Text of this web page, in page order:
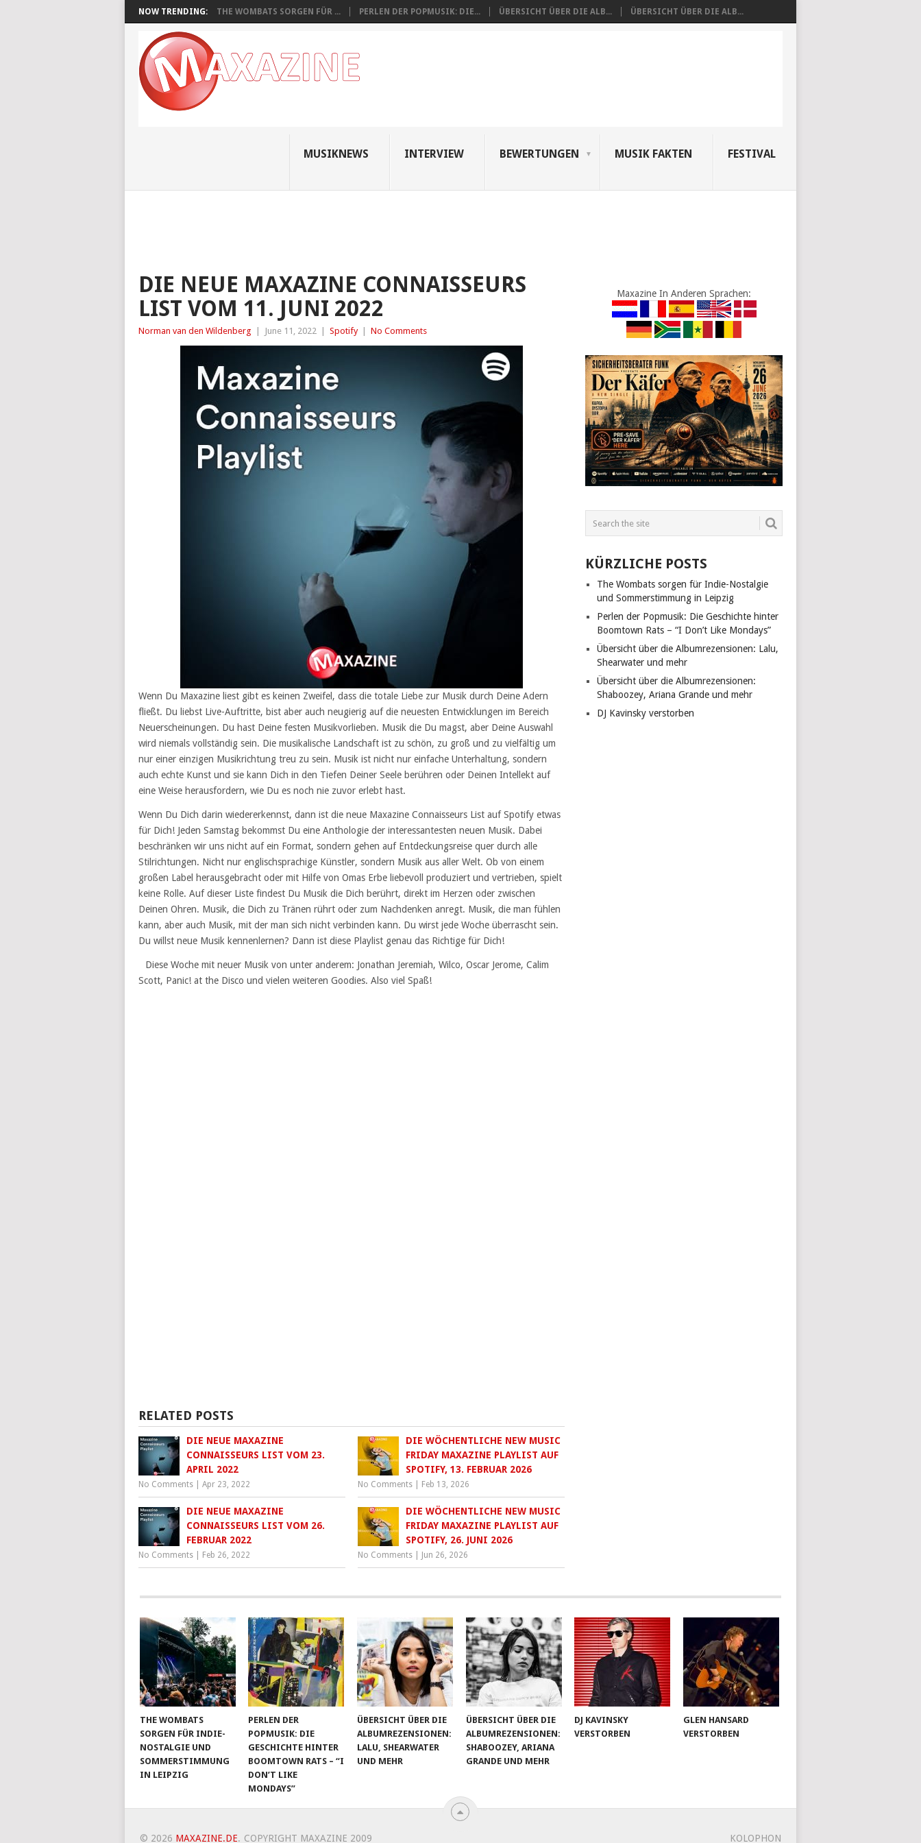
NOW TRENDING: THE WOMBATS SORGEN FÜR ... PERLEN DER POPMUSIK: DIE... ÜBERSICHT ÜBER DIE ALB... ÜBERSICHT ÜBER DIE ALB...
MUSIKNEWS INTERVIEW BEWERTUNGEN MUSIK FAKTEN FESTIVAL
DIE NEUE MAXAZINE CONNAISSEURS
LIST VOM 11. JUNI 2022
Norman van den Wildenberg June 11, 2022 Spotify No Comments
Wenn Du Maxazine liest gibt es keinen Zweifel, dass die totale Liebe zur Musik durch Deine Adern
fließt. Du liebst Live-Auftritte, bist aber auch neugierig auf die neuesten Entwicklungen im Bereich
Neuerscheinungen. Du hast Deine festen Musikvorlieben. Musik die Du magst, aber Deine Auswahl
wird niemals vollständig sein. Die musikalische Landschaft ist zu schön, zu groß und zu vielfältig um
nur einer einzigen Musikrichtung treu zu sein. Musik ist nicht nur einfache Unterhaltung, sondern
auch echte Kunst und sie kann Dich in den Tiefen Deiner Seele berühren oder Deinen Intellekt auf
eine Weise herausfordern, wie Du es noch nie zuvor erlebt hast.
Wenn Du Dich darin wiedererkennst, dann ist die neue Maxazine Connaisseurs List auf Spotify etwas
für Dich! Jeden Samstag bekommst Du eine Anthologie der interessantesten neuen Musik. Dabei
beschränken wir uns nicht auf ein Format, sondern gehen auf Entdeckungsreise quer durch alle
Stilrichtungen. Nicht nur englischsprachige Künstler, sondern Musik aus aller Welt. Ob von einem
großen Label herausgebracht oder mit Hilfe von Omas Erbe liebevoll produziert und vertrieben, spielt
keine Rolle. Auf dieser Liste findest Du Musik die Dich berührt, direkt im Herzen oder zwischen
Deinen Ohren. Musik, die Dich zu Tränen rührt oder zum Nachdenken anregt. Musik, die man fühlen
kann, aber auch Musik, mit der man sich nicht verbinden kann. Du wirst jede Woche überrascht sein.
Du willst neue Musik kennenlernen? Dann ist diese Playlist genau das Richtige für Dich!
Diese Woche mit neuer Musik von unter anderem: Jonathan Jeremiah, Wilco, Oscar Jerome, Calim
Scott, Panic! at the Disco und vielen weiteren Goodies. Also viel Spaß!
RELATED POSTS
DIE NEUE MAXAZINE
CONNAISSEURS LIST VOM 23.
APRIL 2022
No Comments Apr 23, 2022
DIE WÖCHENTLICHE NEW MUSIC
FRIDAY MAXAZINE PLAYLIST AUF
SPOTIFY, 13. FEBRUAR 2026
No Comments Feb 13, 2026
DIE NEUE MAXAZINE
CONNAISSEURS LIST VOM 26.
FEBRUAR 2022
No Comments Feb 26, 2022
DIE WÖCHENTLICHE NEW MUSIC
FRIDAY MAXAZINE PLAYLIST AUF
SPOTIFY, 26. JUNI 2026
No Comments Jun 26, 2026
Maxazine In Anderen Sprachen:
KÜRZLICHE POSTS
The Wombats sorgen für Indie-Nostalgie
und Sommerstimmung in Leipzig
Perlen der Popmusik: Die Geschichte hinter
Boomtown Rats – “I Don’t Like Mondays”
Übersicht über die Albumrezensionen: Lalu,
Shearwater und mehr
Übersicht über die Albumrezensionen:
Shaboozey, Ariana Grande und mehr
DJ Kavinsky verstorben
THE WOMBATS
SORGEN FÜR INDIE-
NOSTALGIE UND
SOMMERSTIMMUNG
IN LEIPZIG
PERLEN DER
POPMUSIK: DIE
GESCHICHTE HINTER
BOOMTOWN RATS – “I
DON’T LIKE
MONDAYS”
ÜBERSICHT ÜBER DIE
ALBUMREZENSIONEN:
LALU, SHEARWATER
UND MEHR
ÜBERSICHT ÜBER DIE
ALBUMREZENSIONEN:
SHABOOZEY, ARIANA
GRANDE UND MEHR
DJ KAVINSKY
VERSTORBEN
GLEN HANSARD
VERSTORBEN
© 2026 MAXAZINE.DE. COPYRIGHT MAXAZINE 2009 KOLOPHON